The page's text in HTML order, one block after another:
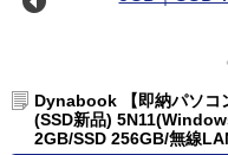
Dynabook 【即納パソ
(SSD新品)
2GB/SSD 256GB/無線